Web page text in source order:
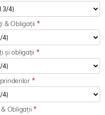
& Obligații *
și obligații *
*
& Obligații*